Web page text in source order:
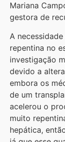
Mariana
gestora de
A
repentina no
investigação
devido a
embora os
de um
acelerou o
muito
hepática,